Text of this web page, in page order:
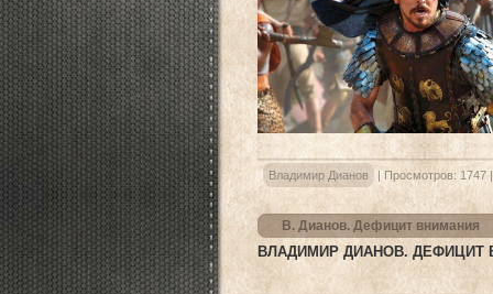
Владимир Дианов Просмотров: 1747
В. Дианов. Дефицит внимания
ВЛАДИМИР ДИАНОВ. ДЕФИЦИТ